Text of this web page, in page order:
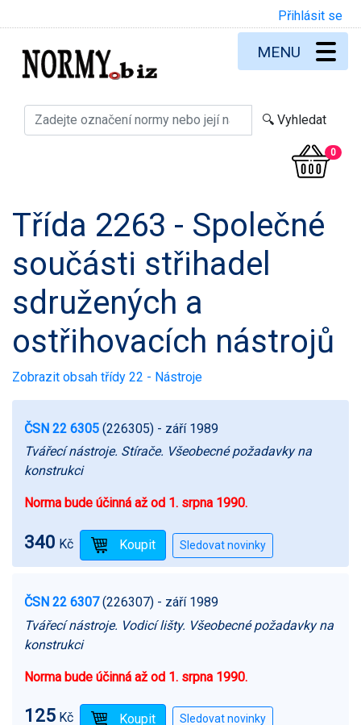
Přihlásit se
0
MENU
Třída 2263 - Společné
součásti střihadel
sdružených a
ostřihovacích nástrojů
Zobrazit obsah třídy 22 - Nástroje
ČSN 22 6305 (226305) - září 1989
Tvářecí nástroje. Stírače. Všeobecné požadavky na
konstrukci
Norma bude účinná až od 1. srpna 1990.
340 Kč
ČSN 22 6307(226307) - září 1989
Tvářecí nástroje. Vodicí lišty. Všeobecné požadavky na
konstrukci
Norma bude účinná až od 1. srpna 1990.
125 Kč